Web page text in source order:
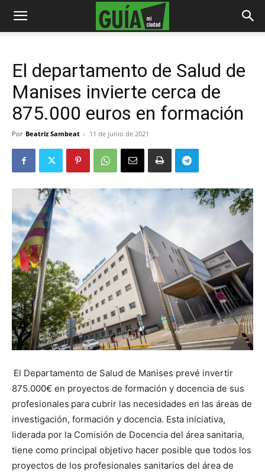
El departamento de Salud de
Manises invierte cerca de
875.000 euros en formación
Por Beatriz Sambeat - 11 de junio de 2021
El Departamento de Salud de Manises prevé invertir
875.000€ en proyectos de formación y docencia de sus
profesionales para cubrir las necesidades en las áreas de
investigación, formación y docencia. Esta iniciativa,
liderada por la Comisión de Docencia del área sanitaria,
tiene como principal objetivo hacer posible que todos los
proyectos de los profesionales sanitarios del área de